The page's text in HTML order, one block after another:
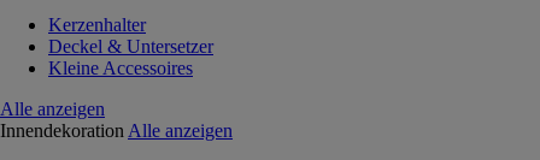
Kerzenhalter
Deckel & Untersetzer
Kleine Accessoires
Alle anzeigen
Innendekoration Alle anzeigen